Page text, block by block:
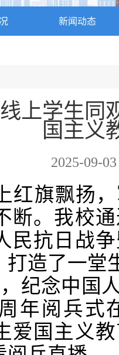
新闻动态
上学生同
国主义
2025-09-
红旗飘扬
断。我校
民抗日战
打造了一堂
纪念中国
年阅兵式
爱国主义